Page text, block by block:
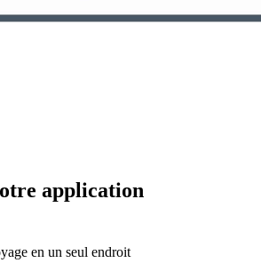
application
en un seul endroit